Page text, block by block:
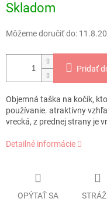
cena:
Skladom
Môžeme doručiť do:
Pridať
Objemná taška na kočík,
používanie. atraktívny
vrecká, z prednej strany je
Detailné informácie
OPÝTAŤ SA